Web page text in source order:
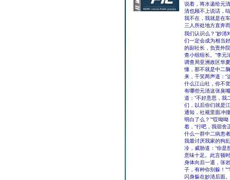
说着，将水递给元
清也顾不上说话，
我不在，我就是在
三人所处地方直奔
我们认识么？”妙清
们一定会成为相当
的副社长，负责外
查小组组长。”李元
调查局亚洲政区华
懂，那不就是中二
来，干笑两声道：“
什么江山社，你不
有哪些元清这张臭
道：“不好意思，我
们，以后你们就是
通知，社规里面冲
明白了么？”“哎呦
着，“行吧，我宿舍
什么一群中二病患
我最讨厌我家的狗
冷，威胁道：“你是
意味十足。此言顿
身体向后一退，张
子，有种你别躲！
闪身躲在妙清后面